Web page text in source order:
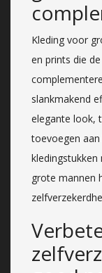
Kleding voor
en prints die
slankmakend
elegante look,
toevoegen
grote mannen